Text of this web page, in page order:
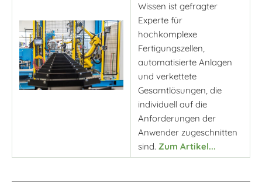
Wissen ist gefragter
Experte für
hochkomplexe
Fertigungszellen,
automatisierte Anlagen
und verkettete
Gesamtlösungen, die
individuell auf die
Anforderungen der
Anwender zugeschnitten
sind. Zum Artikel...